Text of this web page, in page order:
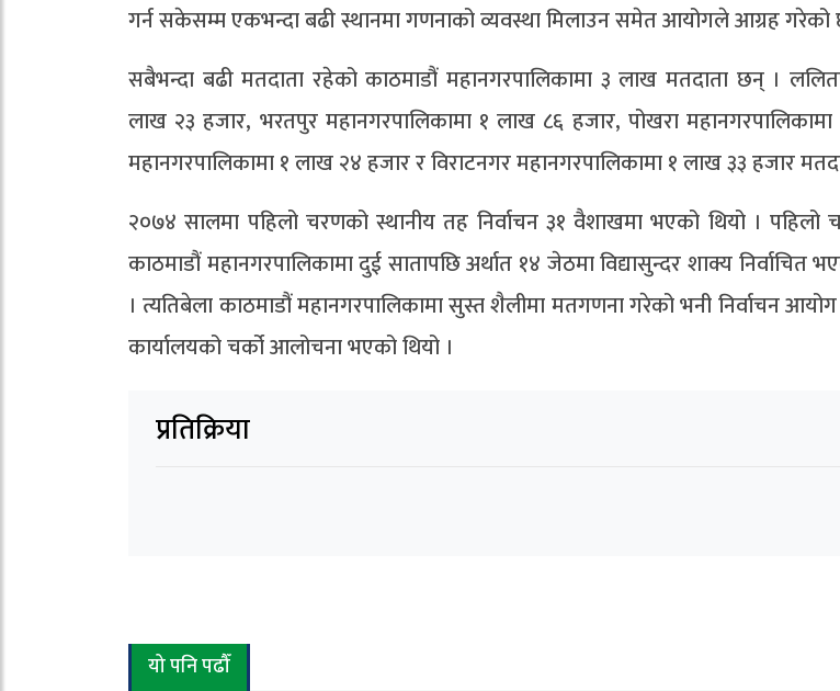
गर्न सकेसम्म एकभन्दा बढी स्थानमा गणनाको व्यवस्था मिलाउन समेत आयोगले आग्रह गरेको
सबैभन्दा बढी मतदाता रहेको काठमाडौं महानगरपालिकामा ३ लाख मतदाता छन् ।
लाख २३ हजार, भरतपुर महानगरपालिकामा १ लाख ८६ हजार, पोखरा
महानगरपालिकामा १ लाख २४ हजार र विराटनगर महानगरपालिकामा १ लाख ३३ हजार
२०७४ सालमा पहिलो चरणको स्थानीय तह निर्वाचन ३१ वैशाखमा भएको थियो । पहिलो
काठमाडौं महानगरपालिकामा दुई सातापछि अर्थात १४ जेठमा विद्यासुन्दर शाक्य निर्वाचित
। त्यतिबेला काठमाडौं महानगरपालिकामा सुस्त शैलीमा मतगणना गरेको भनी निर्वाचन
कार्यालयको चर्को आलोचना भएको थियो ।
प्रतिक्रिया
यो पनि पढौँ